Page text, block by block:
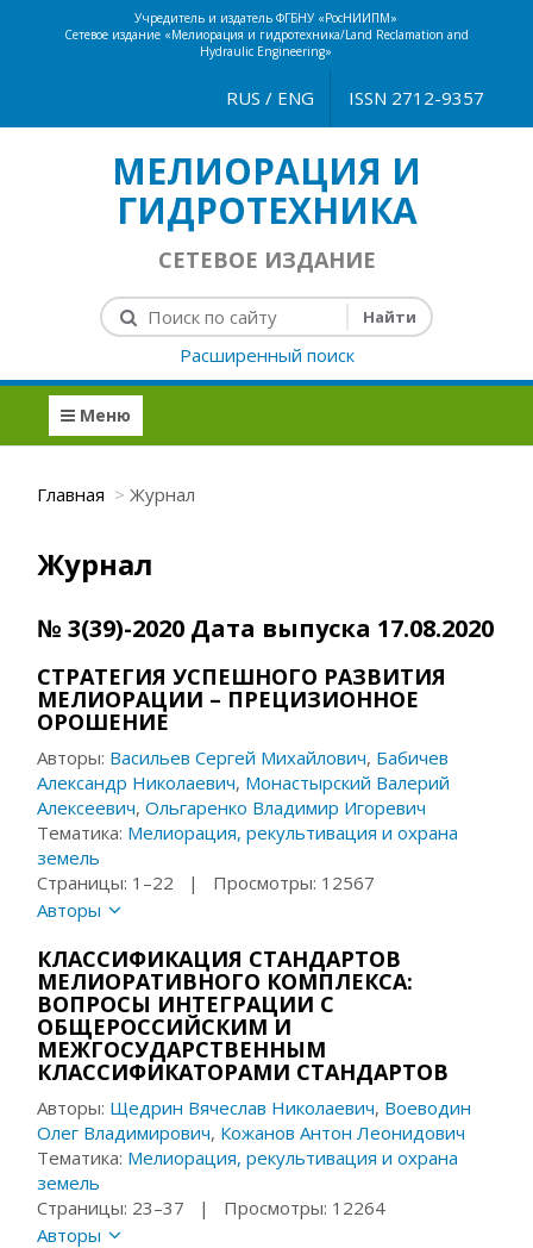
Учредитель и издатель ФГБНУ «РосНИИПМ»
Сетевое издание «Мелиорация и гидротехника/Land Reclamation and
Hydraulic Engineering»
ISSN 2712-9357
RUS / ENG
МЕЛИОРАЦИЯ И
ГИДРОТЕХНИКА
СЕТЕВОЕ ИЗДАНИЕ
Расширенный поиск
Меню
Главная Журнал
Журнал
№ 3(39)-2020 Дата выпуска 17.08.2020
СТРАТЕГИЯ УСПЕШНОГО РАЗВИТИЯ
МЕЛИОРАЦИИ – ПРЕЦИЗИОННОЕ
ОРОШЕНИЕ
Авторы: Васильев Сергей Михайлович, Бабичев
Александр Николаевич, Монастырский Валерий
Алексеевич,Ольгаренко Владимир Игоревич
Тематика: Мелиорация, рекультивация и охрана
земель
Страницы: 1–22 | Просмотры: 12567
Авторы
КЛАССИФИКАЦИЯ СТАНДАРТОВ
МЕЛИОРАТИВНОГО КОМПЛЕКСА:
ВОПРОСЫ ИНТЕГРАЦИИ С
ОБЩЕРОССИЙСКИМ И
МЕЖГОСУДАРСТВЕННЫМ
КЛАССИФИКАТОРАМИ СТАНДАРТОВ
Авторы: Щедрин Вячеслав Николаевич, Воеводин
Олег Владимирович, Кожанов Антон Леонидович
Тематика: Мелиорация, рекультивация и охрана
земель
Страницы: 23–37 | Просмотры: 12264
Авторы